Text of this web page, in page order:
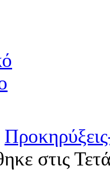
στις